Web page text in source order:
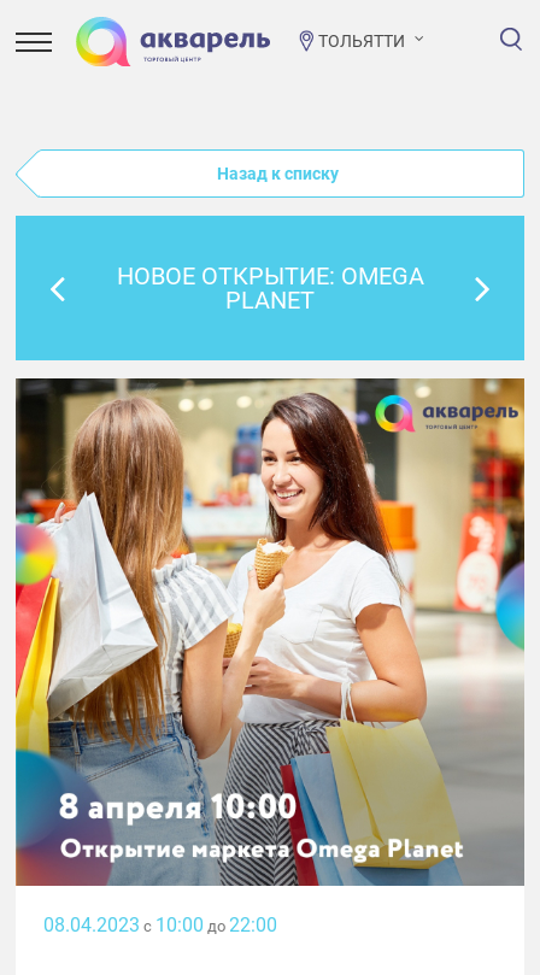
ТОЛЬЯТТИ
Назад к списку
НОВОЕ ОТКРЫТИЕ: OMEGA
PLANET
08.04.2023 с 10:00 до 22:00